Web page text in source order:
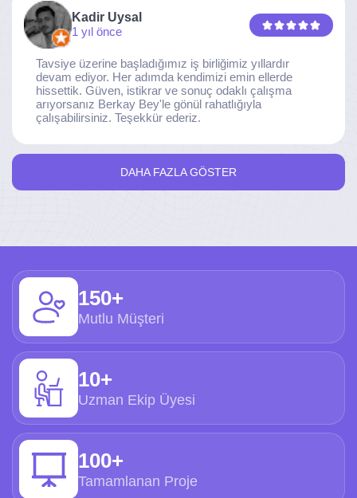
Kadir Uysal
1 yıl önce
Tavsiye üzerine başladığımız iş birliğimiz yıllardır
devam ediyor. Her adımda kendimizi emin ellerde
hissettik. Güven, istikrar ve sonuç odaklı çalışma
arıyorsanız Berkay Bey'le gönül rahatlığıyla
çalışabilirsiniz. Teşekkür ederiz.
DAHA FAZLA GÖSTER
150+
Mutlu Müşteri
10+
Uzman Ekip Üyesi
100+
Tamamlanan Proje